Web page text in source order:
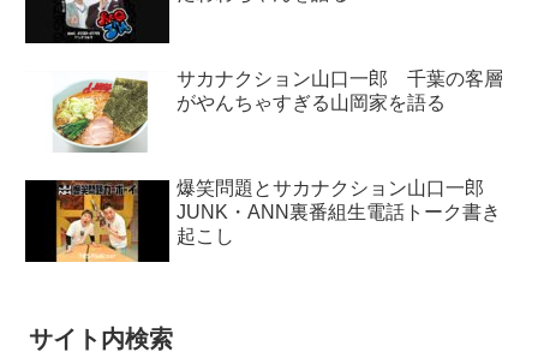
サカナクション山口一郎 千葉の客層
がやんちゃすぎる山岡家を語る
爆笑問題とサカナクション山口一郎
JUNK・ANN裏番組生電話トーク書き
起こし
サイト内検索